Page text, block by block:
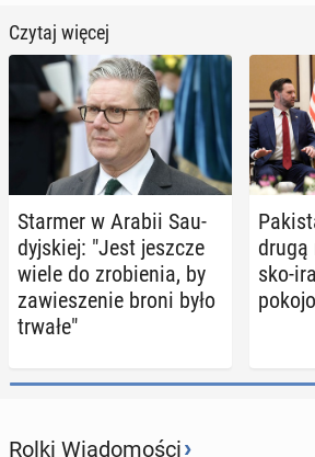
Czytaj więcej
Starmer w Arabii Sau­
dyj­skiej: "Jest jeszcze
wiele do zro­bie­nia, by
za­wie­sze­nie broni było
trwałe"
sko-
Rolki Wiadomości›